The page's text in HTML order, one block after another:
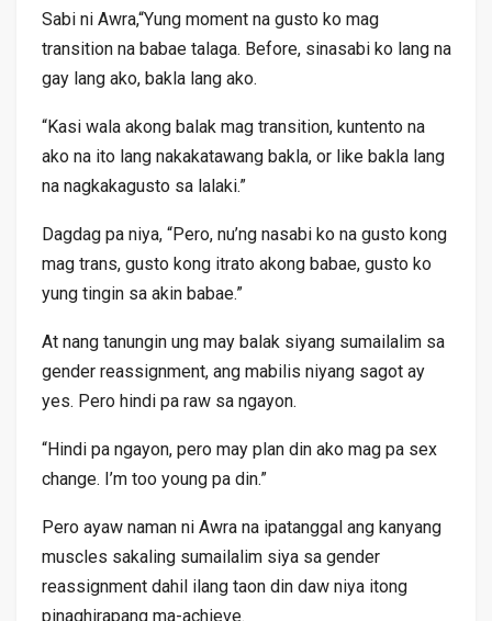
Sabi ni Awra,“Yung moment na gusto ko mag
transition na babae talaga. Before, sinasabi ko lang na
gay lang ako, bakla lang ako.
“Kasi wala akong balak mag transition, kuntento na
ako na ito lang nakakatawang bakla, or like bakla lang
na nagkakagusto sa lalaki.”
Dagdag pa niya, “Pero, nu’ng nasabi ko na gusto kong
mag trans, gusto kong itrato akong babae, gusto ko
yung tingin sa akin babae.”
At nang tanungin ung may balak siyang sumailalim sa
gender reassignment, ang mabilis niyang sagot ay
yes. Pero hindi pa raw sa ngayon.
“Hindi pa ngayon, pero may plan din ako mag pa sex
change. I’m too young pa din.”
Pero ayaw naman ni Awra na ipatanggal ang kanyang
muscles sakaling sumailalim siya sa gender
reassignment dahil ilang taon din daw niya itong
pinaghirapang ma-achieve.